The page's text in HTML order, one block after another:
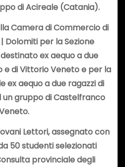
di Acireale (Catania).
Camera di Commercio di
Dolomiti per la Sezione
ex aequo a due
e di Vittorio Veneto e per la
ex aequo a due ragazzi di
gruppo di Castelfranco
Lettori, assegnato con
50 studenti selezionati
provinciale degli